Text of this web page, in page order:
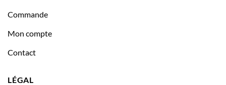
Commande
Mon compte
Contact
LÉGAL